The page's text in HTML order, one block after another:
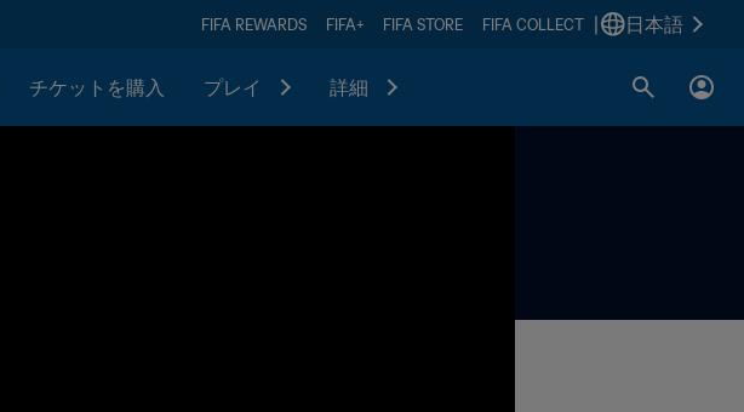
FIFA REWARDS FIFA+ FIFA STORE FIFA COLLECT 日本語
チケットを購入 プレイ 詳細